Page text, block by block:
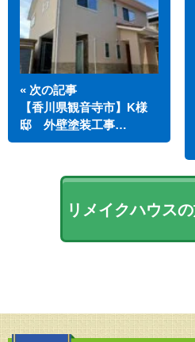
« 次の記事
【香川県観音寺市】K様
邸 外壁塗装工事…
リメイクハウス